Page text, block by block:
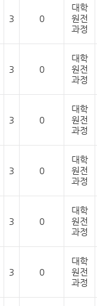
3 0
대학
원전
과정
3 0
대학
원전
과정
3 0
대학
원전
과정
3 0
대학
원전
과정
3 0
대학
원전
과정
3 0
대학
원전
과정